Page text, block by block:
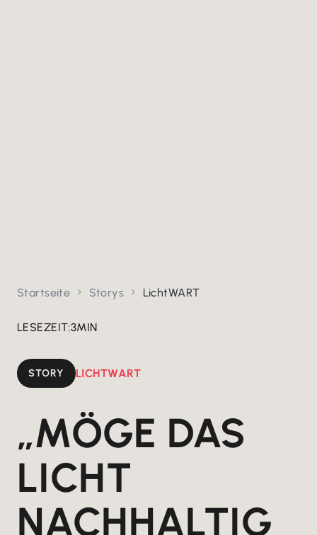
Startseite  Storys  LichtWART
LESEZEIT:3MIN
STORY LICHTWART
„MÖGE DAS
LICHT
NACHHALTIG